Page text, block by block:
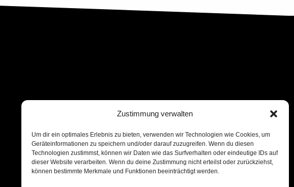
Zustimmung verwalten
Um dir ein optimales Erlebnis zu bieten, verwenden wir Technologien wie Cookies, um
Geräteinformationen zu speichern und/oder darauf zuzugreifen. Wenn du diesen
Technologien zustimmst, können wir Daten wie das Surfverhalten oder eindeutige IDs auf
dieser Website verarbeiten. Wenn du deine Zustimmung nicht erteilst oder zurückziehst,
können bestimmte Merkmale und Funktionen beeinträchtigt werden.